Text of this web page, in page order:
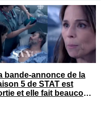
bande-annonce de la
5 de STAT est
et elle fait beaucoup